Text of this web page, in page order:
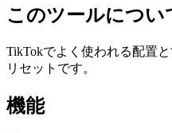
このツールについ
TikTokでよく使われる配置
リセットです。
機能